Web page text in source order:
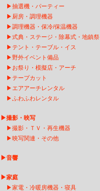
▶抽選機・パーティー
▶ 厨房・調理機器
▶調理機器・保冷/保温機器
▶式典・ステージ・除幕式・地鎮祭
▶ テント・テーブル・イス
▶野外イベント備品
▶ お祭り・模擬店・アーチ
▶ テープカット
▶ エアアーチレンタ ル
▶ふわふわレンタル
▶撮影・映写
▶撮影・ＴＶ・再生機器
▶映写関連・その他
▶音響
▶家庭
▶家電・冷暖房機器・寝具